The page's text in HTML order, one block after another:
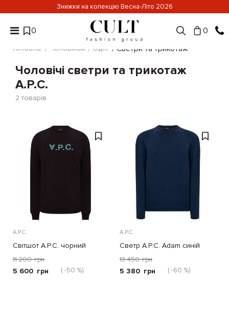
Знижки на колекцію Весна-Літо 2026
0 0
Головна Чоловікам Одяг Светри та трикотаж
Чоловічі светри та трикотаж
A.P.C.
2 товарів
A.P.C.
Світшот A.P.C. чорний
11 200 грн
5 600 грн ( -50 %)
A.P.C.
Светр A.P.C. Adam синій
13 450 грн
5 380 грн ( -60 %)